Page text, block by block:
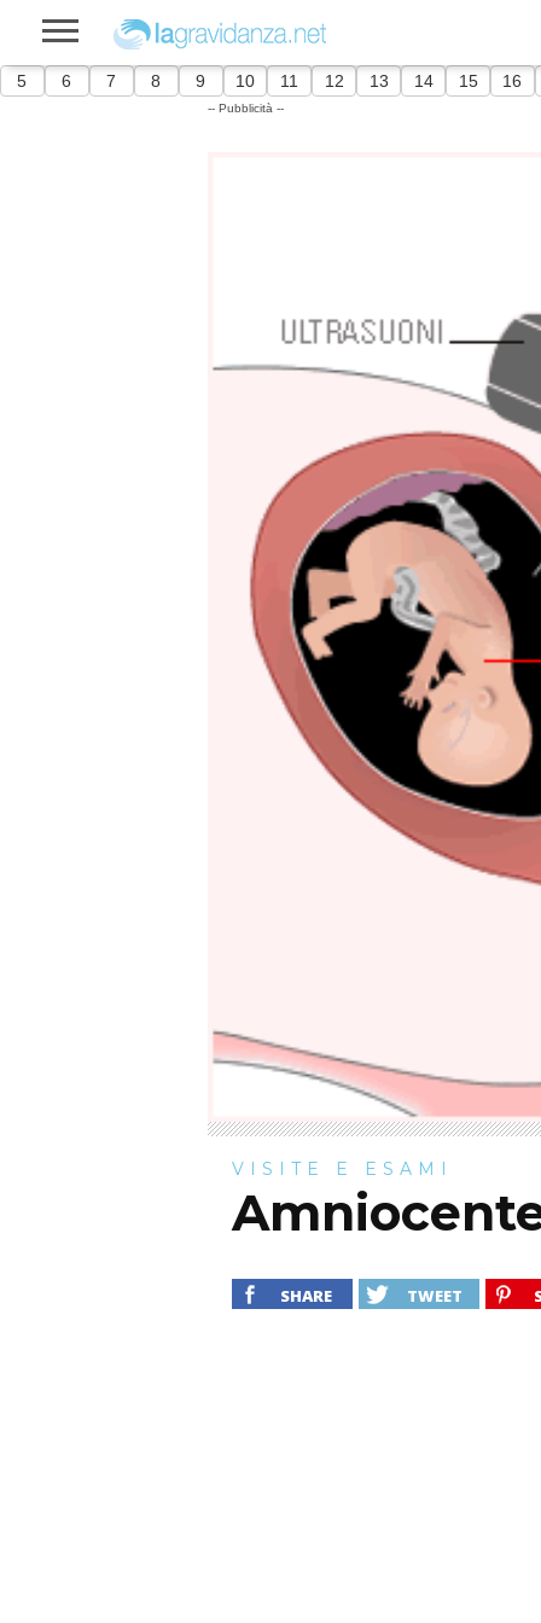
5 6 7 8 9 10 11 12 13 14 15 16
-- Pubblicità --
VISITE E ESAMI
SHARE TWEET